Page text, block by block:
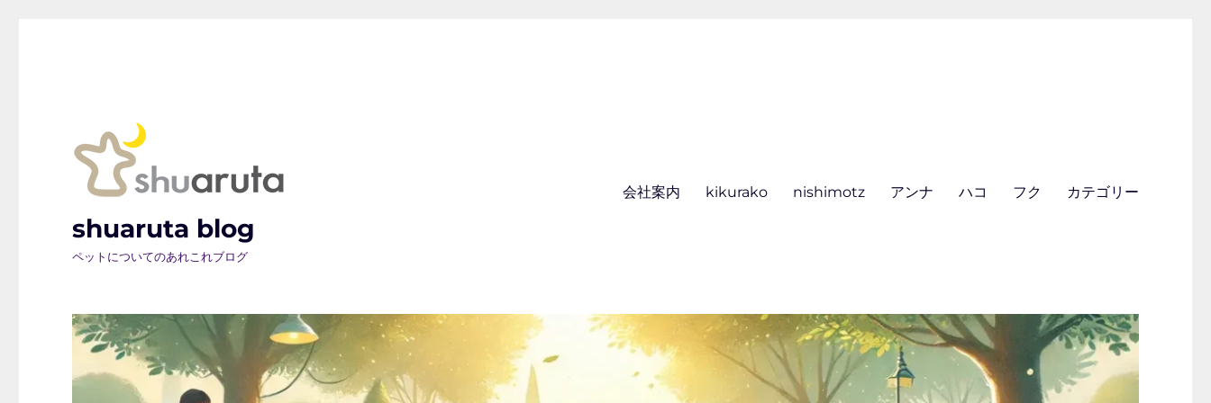
shuaruta blog
ペットについてのあれこれブログ
会社案内 kikurako nishimotz アンナ ハコ フク カテゴリー